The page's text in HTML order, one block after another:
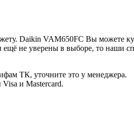
Daikin VAM650FC Вы можете
не уверены в выборе, то наши
ТК, уточните это у менеджера.
и Mastercard.